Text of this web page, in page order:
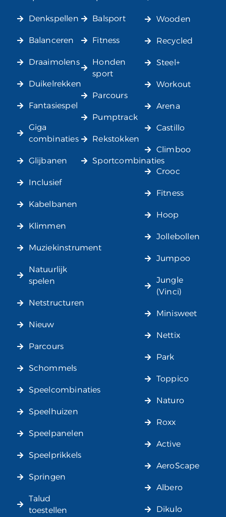
Denkspellen
Balanceren
Draaimolens
Duikelrekken
Fantasiespel
Giga
combinaties
Glijbanen
Inclusief
Kabelbanen
Klimmen
Muziekinstrument
Natuurlijk
spelen
Netstructuren
Nieuw
Parcours
Schommels
Speelcombinaties
Speelhuizen
Speelpanelen
Speelprikkels
Springen
Talud
toestellen
Balsport
Fitness
Honden
sport
Parcours
Pumptrack
Rekstokken
Sportcombinaties
Wooden
Recycled
Steel+
Workout
Arena
Castillo
Climboo
Crooc
Fitness
Hoop
Jollebollen
Jumpoo
Jungle
(Vinci)
Minisweet
Nettix
Park
Toppico
Naturo
Roxx
Active
AeroScape
Albero
Dikulo